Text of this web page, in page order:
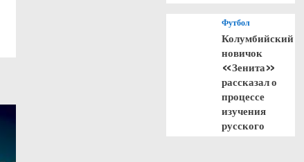
Футбол
Колумбийский
новичок
«Зенита»
рассказал о
процессе
изучения
русского